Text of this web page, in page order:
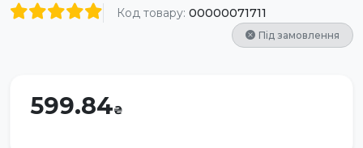
Код товару: 00000071711
Під замовлення
599.84